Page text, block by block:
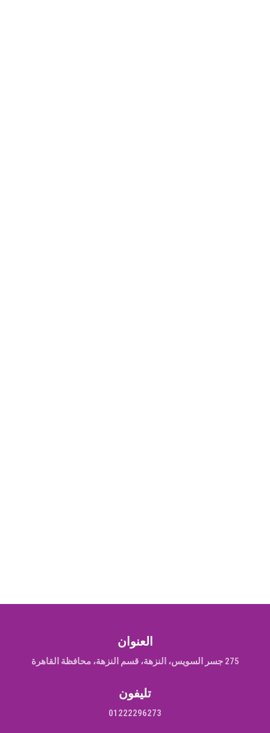
العنوان
275 جسر السويس، النزهة، قسم النزهة، محافظة القاهرة‬
تليفون
01222296273